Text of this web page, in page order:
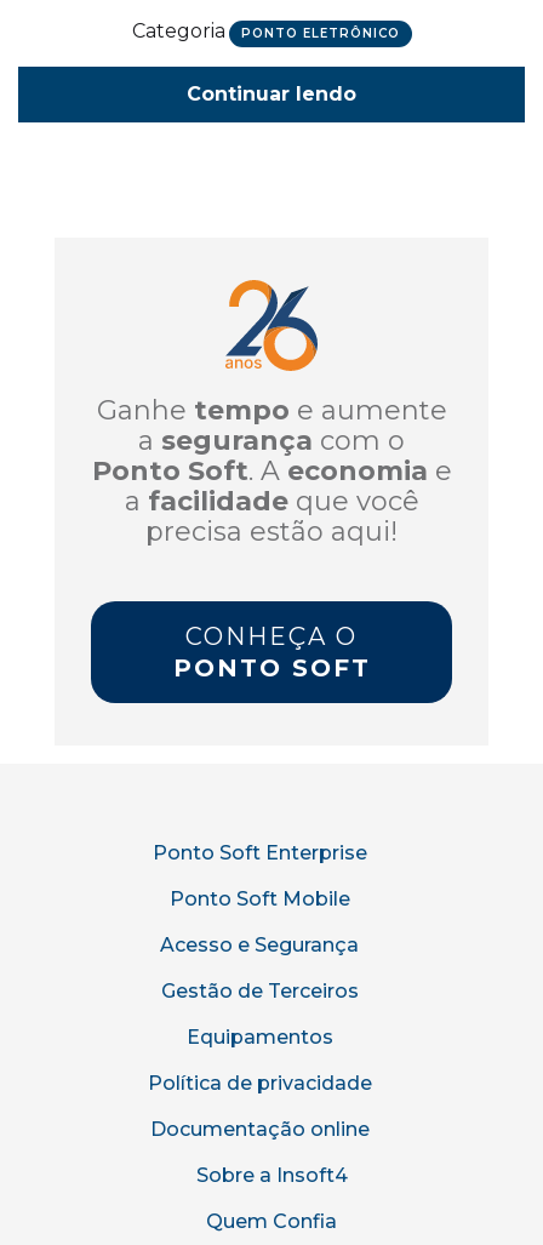
Categoria PONTO ELETRÔNICO
Continuar lendo
Ganhe tempo e aumente
a segurança com o
Ponto Soft. A economia e
a facilidadeque você
precisa estão aqui!
CONHEÇA O
PONTO SOFT
Ponto Soft Enterprise
Ponto Soft Mobile
Acesso e Segurança
Gestão de Terceiros
Equipamentos
Política de privacidade
Documentação online
Sobre a Insoft4
Quem Confia